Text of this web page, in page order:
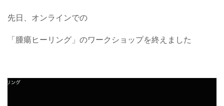
先日、オンラインでの
「腫瘍ヒーリング」のワークショップを終えました